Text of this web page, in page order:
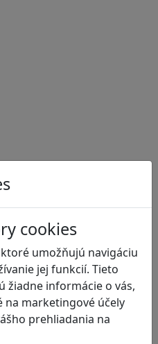
cookies
umožňujú navigáciu
jej funkcií. Tieto
žiadne informácie o vás,
marketingové účely
prehliadania na
vyskúšajte si
hra, v ktorej…